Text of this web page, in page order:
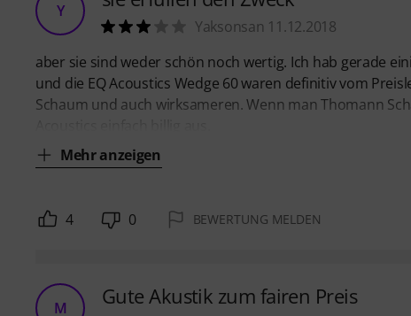
Y
Yaksonsan 11.12.2018
aber sie sind weder schön noch wertig. Ich hab gerade
und die EQ Acoustics Wedge 60 waren definitiv vom
Schaum und auch wirksameren. Wenn man Thomann
Mehr anzeigen
4 0 BEWERTUNG MELDEN
M Gute Akustik zum fairen Preis